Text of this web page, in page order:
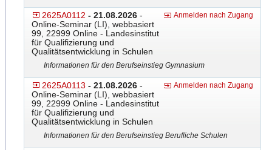
2625A0112 - 21.08.2026 -
Online-Seminar (LI), webbasiert
99, 22999 Online - Landesinstitut
für Qualifizierung und
Qualitätsentwicklung in Schulen
Anmelden nach Zugang
Informationen für den Berufseinstieg Gymnasium
2625A0113 - 21.08.2026 -
Online-Seminar (LI), webbasiert
99, 22999 Online - Landesinstitut
für Qualifizierung und
Qualitätsentwicklung in Schulen
Anmelden nach Zugang
Informationen für den Berufseinstieg Berufliche Schulen